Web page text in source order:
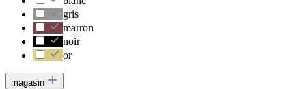
gris
marron
noir
or
magasin